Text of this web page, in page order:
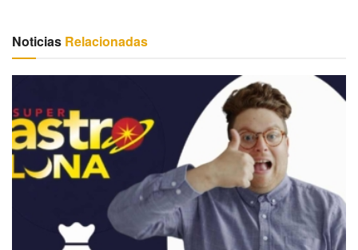
Noticias Relacionadas